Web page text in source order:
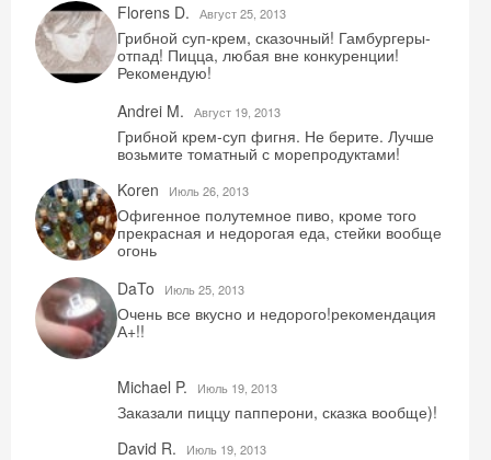
Florens D. Август 25, 2013
Грибной суп-крем, сказочный! Гамбургеры-
отпад! Пицца, любая вне конкуренции!
Рекомендую!
Andrei M.
Август 19, 2013
Грибной крем-суп фигня. Не берите. Лучше
возьмите томатный с морепродуктами!
Koren
Июль 26, 2013
Офигенное полутемное пиво, кроме того
прекрасная и недорогая еда, стейки вообще
огонь
DaTo
Июль 25, 2013
Очень все вкусно и недорого!рекомендация
А+!!
Michael P. Июль 19, 2013
Заказали пиццу папперони, сказка вообще)!
David R.
Июль 19, 2013
Получить промокод